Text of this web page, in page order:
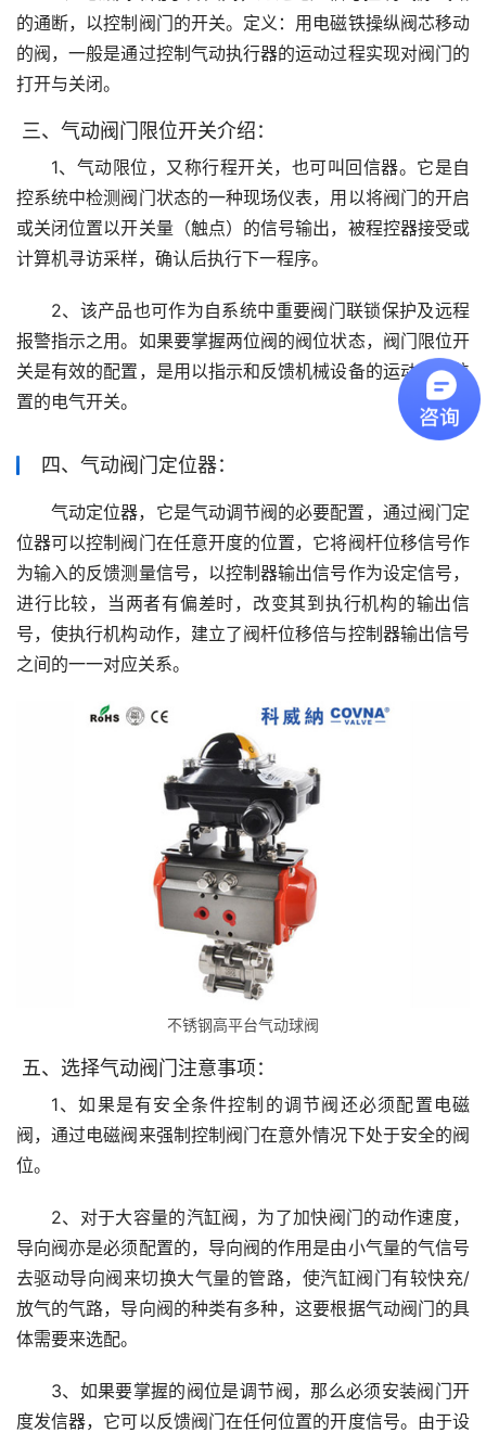
的通断，以控制阀门的开关。定义：用电磁铁操纵阀芯移动
的阀，一般是通过控制气动执行器的运动过程实现对阀门的
打开与关闭。
三、气动阀门限位开关介绍：
1、气动限位，又称行程开关，也可叫回信器。它是自
控系统中检测阀门状态的一种现场仪表，用以将阀门的开启
或关闭位置以开关量（触点）的信号输出，被程控器接受或
计算机寻访采样，确认后执行下一程序。
2、该产品也可作为自系统中重要阀门联锁保护及远程
报警指示之用。如果要掌握两位阀的阀位状态，阀门限位开
关是有效的配置，是用以指示和反馈机械设备的运动极限位
置的电气开关。
四、气动阀门定位器：
气动定位器，它是气动调节阀的必要配置，通过阀门定
位器可以控制阀门在任意开度的位置，它将阀杆位移信号作
为输入的反馈测量信号，以控制器输出信号作为设定信号，
进行比较，当两者有偏差时，改变其到执行机构的输出信
号，使执行机构动作，建立了阀杆位移倍与控制器输出信号
之间的一一对应关系。
不锈钢高平台气动球阀
五、选择气动阀门注意事项：
1、如果是有安全条件控制的调节阀还必须配置电磁
阀，通过电磁阀来强制控制阀门在意外情况下处于安全的阀
位。
2、对于大容量的汽缸阀，为了加快阀门的动作速度，
导向阀亦是必须配置的，导向阀的作用是由小气量的气信号
去驱动导向阀来切换大气量的管路，使汽缸阀门有较快充/
放气的气路，导向阀的种类有多种，这要根据气动阀门的具
体需要来选配。
3、如果要掌握的阀位是调节阀，那么必须安装阀门开
度发信器，它可以反馈阀门在任何位置的开度信号。由于设